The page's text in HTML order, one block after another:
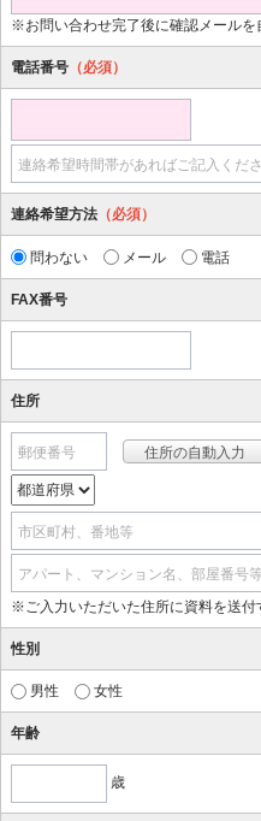
※お問い合わせ完了後に確認メールを
電話番号 （必須）
連絡希望時間帯があればご記入くだ
連絡希望方法 （必須）
問わない メール 電話
FAX番号
住所
郵便番号
市区町村、番地等
アパート、マンション名、部屋番号等
※ご入力いただいた住所に資料を送付
性別
男性 女性
年齢
歳